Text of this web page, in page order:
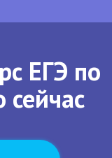
ЕГЭ по